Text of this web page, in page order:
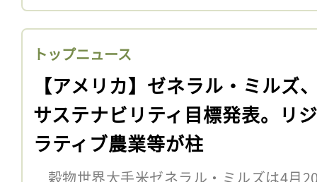
トップニュース
【アメリカ】ゼネラル・ミルズ
サステナビリティ目標発表。リ
ラティブ農業等が柱
穀物世界大手米ゼネラル・ミルズは4月